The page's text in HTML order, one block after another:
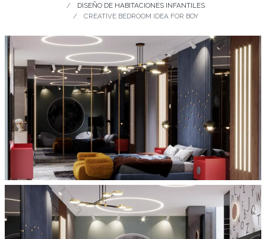
DISEÑO DE HABITACIONES INFANTILES
CREATIVE BEDROOM IDEA FOR BOY